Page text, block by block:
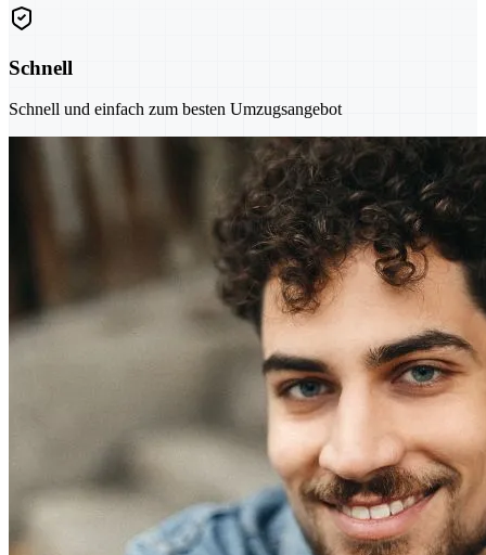
Schnell
Schnell und einfach zum besten Umzugsangebot